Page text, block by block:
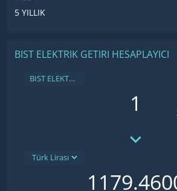
5 YILLIK
BIST ELEKTRIK GETIRI HESAPLAYICI
BIST ELEKTRIK GETIRI